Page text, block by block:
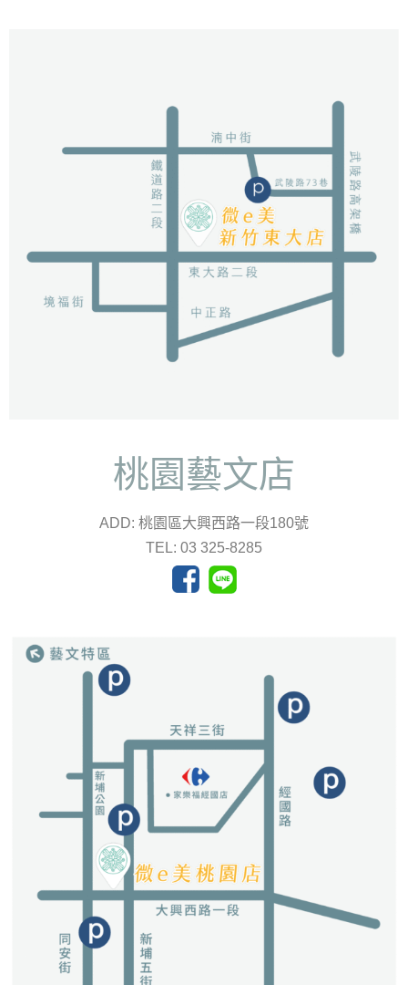
桃園藝文店
ADD: 桃園區大興西路一段180號
TEL: 03 325-8285